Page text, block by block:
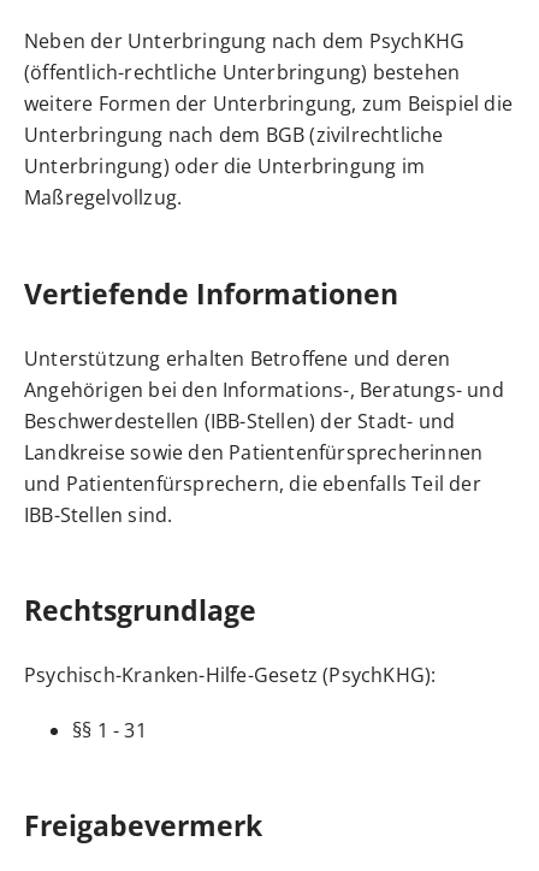
Neben der Unterbringung nach dem PsychKHG
(öffentlich-rechtliche Unterbringung) bestehen
weitere Formen der Unterbringung, zum Beispiel die
Unterbringung nach dem BGB (zivilrechtliche
Unterbringung) oder die Unterbringung im
Maßregelvollzug.
Vertiefende Informationen
Unterstützung erhalten Betroffene und deren
Angehörigen bei den Informations-, Beratungs- und
Beschwerdestellen (IBB-Stellen) der Stadt- und
Landkreise sowie den Patientenfürsprecherinnen
und Patientenfürsprechern, die ebenfalls Teil der
IBB-Stellen sind.
Rechtsgrundlage
Psychisch-Kranken-Hilfe-Gesetz (PsychKHG):
§§ 1 - 31
Freigabevermerk